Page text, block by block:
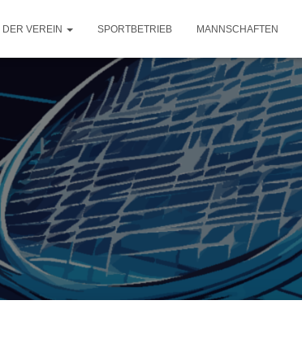
DER VEREIN SPORTBETRIEB MANNSCHAFTEN